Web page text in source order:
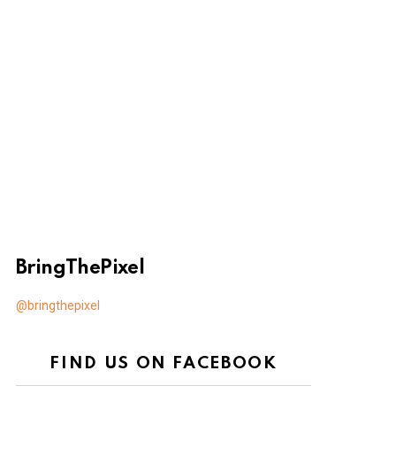
BringThePixel
@bringthepixel
FIND US ON FACEBOOK